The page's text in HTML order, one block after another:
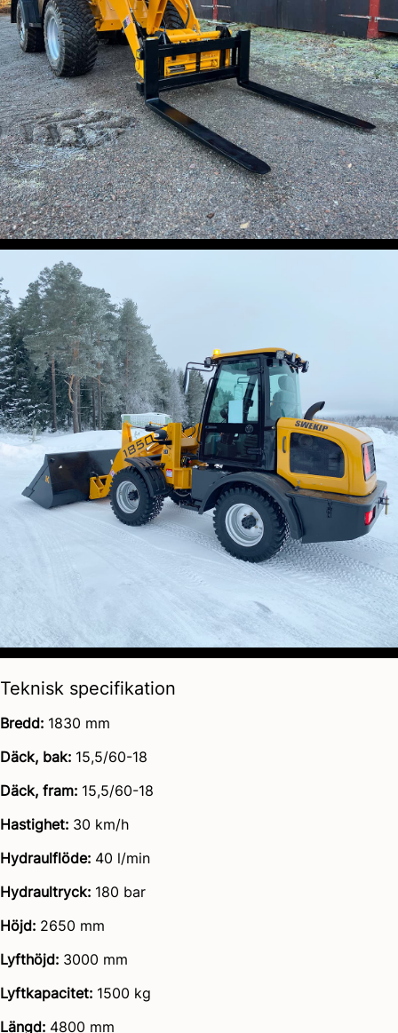
Teknisk specifikation
Bredd: 1830 mm
Däck, bak: 15,5/60-18
Däck, fram: 15,5/60-18
Hastighet: 30 km/h
Hydraulflöde: 40 l/min
Hydraultryck: 180 bar
Höjd: 2650 mm
Lyfthöjd: 3000 mm
Lyftkapacitet: 1500 kg
Längd: 4800 mm